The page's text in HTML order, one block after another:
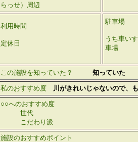
らっせ）周辺
利用時間
定休日
駐車場
うち車い
車場
この施設を知っていた？ 知っていた
私のおすすめ度 川がきれいじゃないので、
○○へのおすすめ度
世代
こだわり派
施設のおすすめポイント